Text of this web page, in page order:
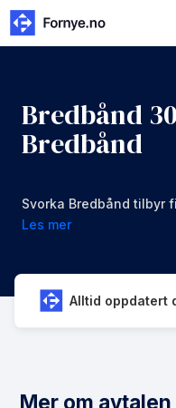
Bredbånd
Bredbånd
Svorka Bredbånd tilbyr
nedlastning og
Les mer
Alltid oppdatert
Mer om avtalen